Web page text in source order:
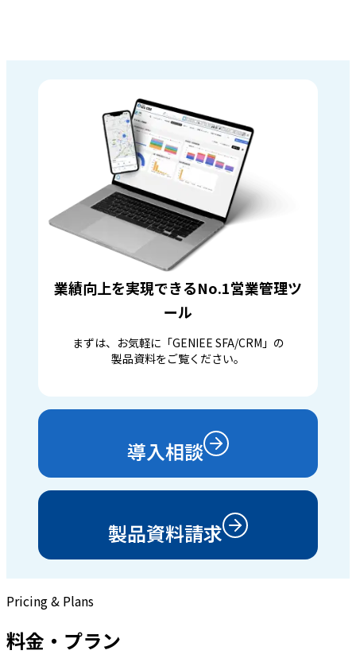
業績向上を実現できるNo.1営業管理ツ
ール
まずは、お気軽に「GENIEE SFA/CRM」の
製品資料をご覧ください。
導入相談
製品資料請求
Pricing & Plans
料金・プラン